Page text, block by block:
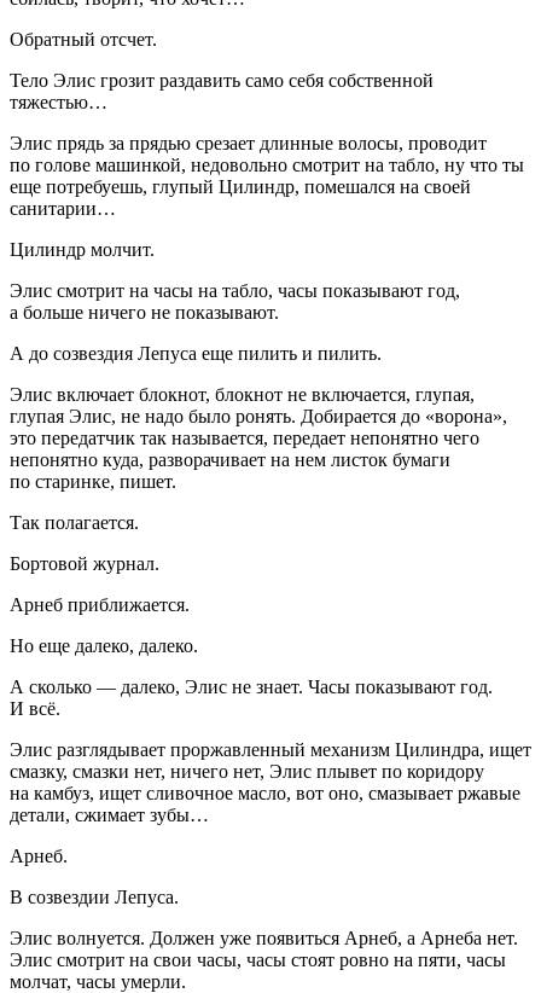
Обратный отсчет.
Тело Элис грозит раздавить само себя собственной
тяжестью…
Элис прядь за прядью срезает длинные волосы, проводит
по голове машинкой, недовольно смотрит на табло, ну что ты
еще потребуешь, глупый Цилиндр, помешался на своей
санитарии…
Цилиндр молчит.
Элис смотрит на часы на табло, часы показывают год,
а больше ничего не показывают.
А до созвездия Лепуса еще пилить и пилить.
Элис включает блокнот, блокнот не включается, глупая,
глупая Элис, не надо было ронять. Добирается до «ворона»,
это передатчик так называется, передает непонятно чего
непонятно куда, разворачивает на нем листок бумаги
по старинке, пишет.
Так полагается.
Бортовой журнал.
Арнеб приближается.
Но еще далеко, далеко.
А сколько — далеко, Элис не знает. Часы показывают год.
И всё.
Элис разглядывает проржавленный механизм Цилиндра, ищет
смазку, смазки нет, ничего нет, Элис плывет по коридору
на камбуз, ищет сливочное масло, вот оно, смазывает ржавые
детали, сжимает зубы…
Арнеб.
В созвездии Лепуса.
Элис волнуется. Должен уже появиться Арнеб, а Арнеба нет.
Элис смотрит на свои часы, часы стоят ровно на пяти, часы
молчат, часы умерли.